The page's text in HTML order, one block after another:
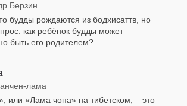
Берзин
будды рождаются из бодхисаттв, но
как ребёнок будды может
быть его родителем?
лама
или «Лама чопа» на тибетском, – это